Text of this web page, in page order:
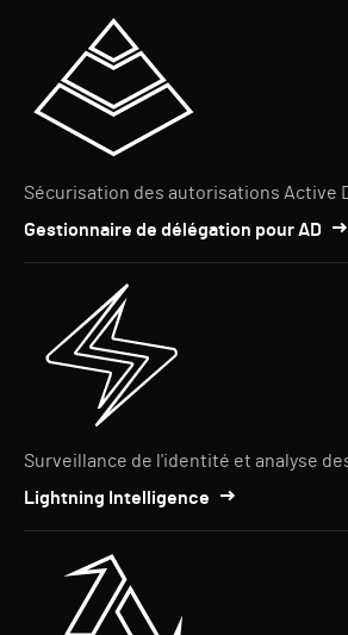
Sécurisation des autorisations Active
Gestionnaire de délégation pour AD
Surveillance de l'identité et analyse
Lightning Intelligence